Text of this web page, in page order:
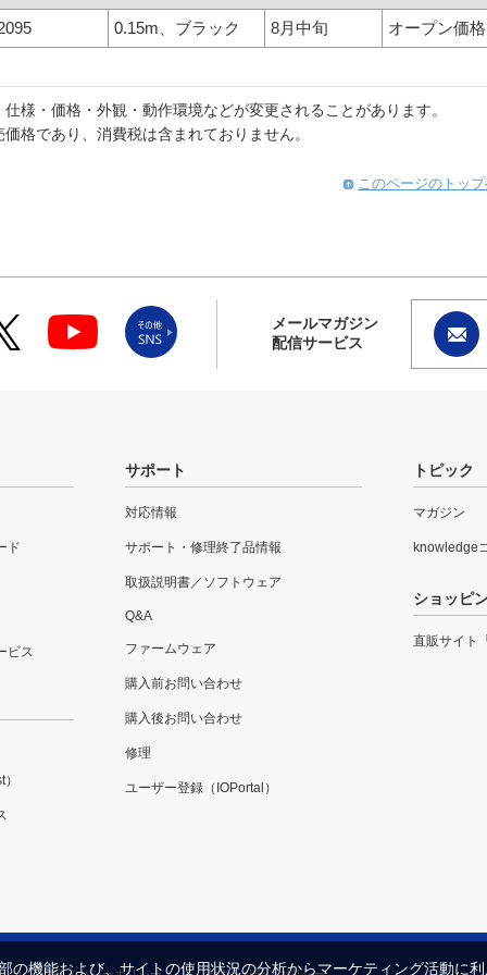
0.15m、ブラック 8月中旬 オープン価格
様・価格・外観・動作環境などが変更されることがあります。
格であり、消費税は含まれておりません。
このページのトッ
メールマガジン
配信サービス
ド
ビス
サポート
対応情報
サポート・修理終了品情報
取扱説明書／ソフトウェア
Q&A
ファームウェア
購入前お問い合わせ
購入後お問い合わせ
修理
ユーザー登録（IOPortal）
トピック
マガジン
knowledge
ショッピ
直販サイト
機能および、サイトの使用状況の分析からマーケティング活動に